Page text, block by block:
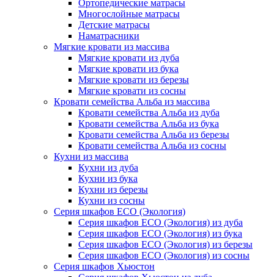
Ортопедические матрасы
Многослойные матрасы
Детские матрасы
Наматрасники
Мягкие кровати из массива
Мягкие кровати из дуба
Мягкие кровати из бука
Мягкие кровати из березы
Мягкие кровати из сосны
Кровати семейства Альба из массива
Кровати семейства Альба из дуба
Кровати семейства Альба из бука
Кровати семейства Альба из березы
Кровати семейства Альба из сосны
Кухни из массива
Кухни из дуба
Кухни из бука
Кухни из березы
Кухни из сосны
Серия шкафов ECO (Экология)
Серия шкафов ECO (Экология) из дуба
Серия шкафов ECO (Экология) из бука
Серия шкафов ECO (Экология) из березы
Серия шкафов ECO (Экология) из сосны
Серия шкафов Хьюстон